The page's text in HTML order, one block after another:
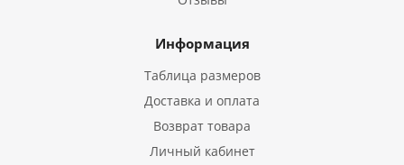
Информация
Таблица размеров
Доставка и оплата
Возврат товара
Личный кабинет